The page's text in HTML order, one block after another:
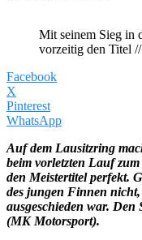
Mit seinem Sieg in
vorzeitig den Titel
Facebook
X
Pinterest
WhatsApp
Auf dem Lausitzring
beim vorletzten Lauf
den Meistertitel perfekt.
des jungen Finnen
ausgeschieden war.
(MK Motorsport).